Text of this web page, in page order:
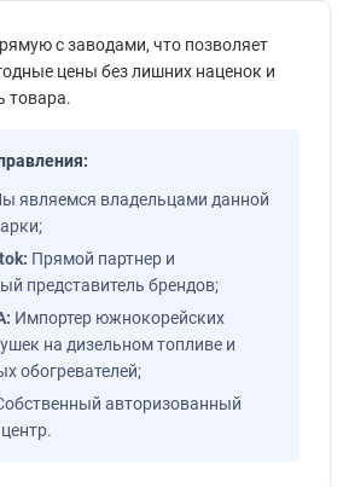
и джакузи
с заводами, что позволяет
цены без лишних наценок и
товара.
являемся владельцами данной
Прямой партнер и
представитель брендов;
Импортер южнокорейских
на дизельном топливе и
обогревателей;
авторизованный